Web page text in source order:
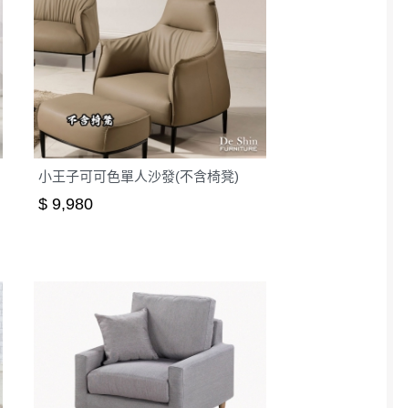
小王子可可色單人沙發(不含椅凳)
$ 9,980